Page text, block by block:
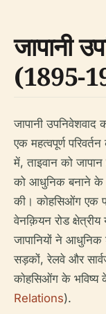
जापानी
(1895-
जापानी
एक महत्वपूर्ण
में, ताइवान को जापान
को आधुनिक बनाने के
की। काेहसिओंग एक
वेनक़ियन रोड क्षेत्रीय
जापानियों ने
सड़कों, रेलवे और
काेहसिओंग के भविष्य
Relations).